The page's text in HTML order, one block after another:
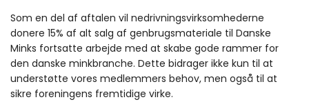
Som en del af aftalen vil nedrivningsvirksomhederne
donere 15% af alt salg af genbrugsmateriale til Danske
Minks fortsatte arbejde med at skabe gode rammer for
den danske minkbranche. Dette bidrager ikke kun til at
understøtte vores medlemmers behov, men også til at
sikre foreningens fremtidige virke.